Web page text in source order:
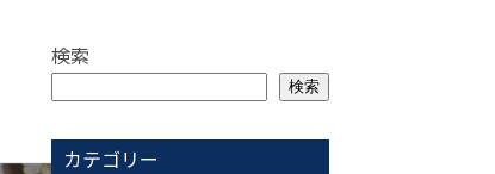
検索
検索
カテゴリー